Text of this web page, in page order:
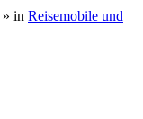
» in Reisemobile und